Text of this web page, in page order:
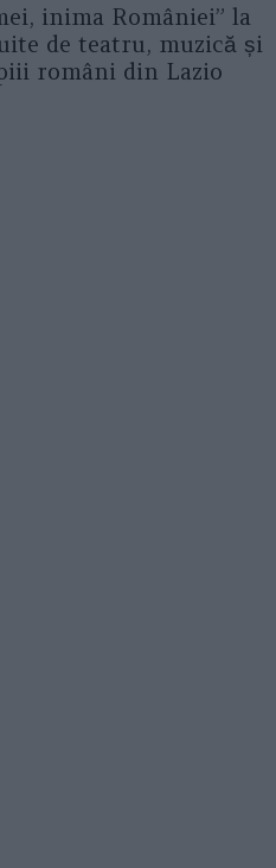
inima României” la
de teatru, muzică și
români din Lazio